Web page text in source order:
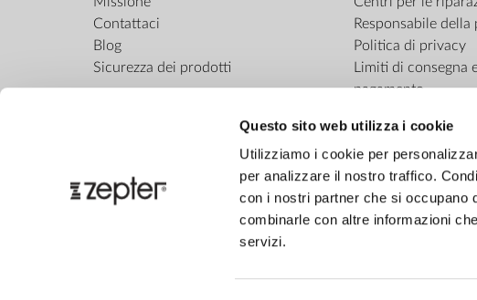
Questo sito web utilizza i cookie
Utilizziamo i cookie per
per analizzare il nostro traffico.
con i nostri partner che si occupano
combinarle con altre informazioni
servizi.
Contattaci
Blog
Sicurezza dei prodotti
Responsabile
Politica di privacy
Limiti di consegna
pagamento
Regolamento del